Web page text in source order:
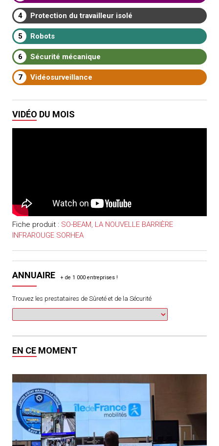
4 Protection du travailleur isolé
5 Robots
6 Sécurité mécanique
7 Vidéosurveillance
VIDÉO DU MOIS
Fiche produit : SO-BEAM, LA NOUVELLE BARRIÈRE
INFRAROUGE SORHEA
ANNUAIRE
Trouvez les prestataires de Sûreté et de la Sécurité
EN CE MOMENT